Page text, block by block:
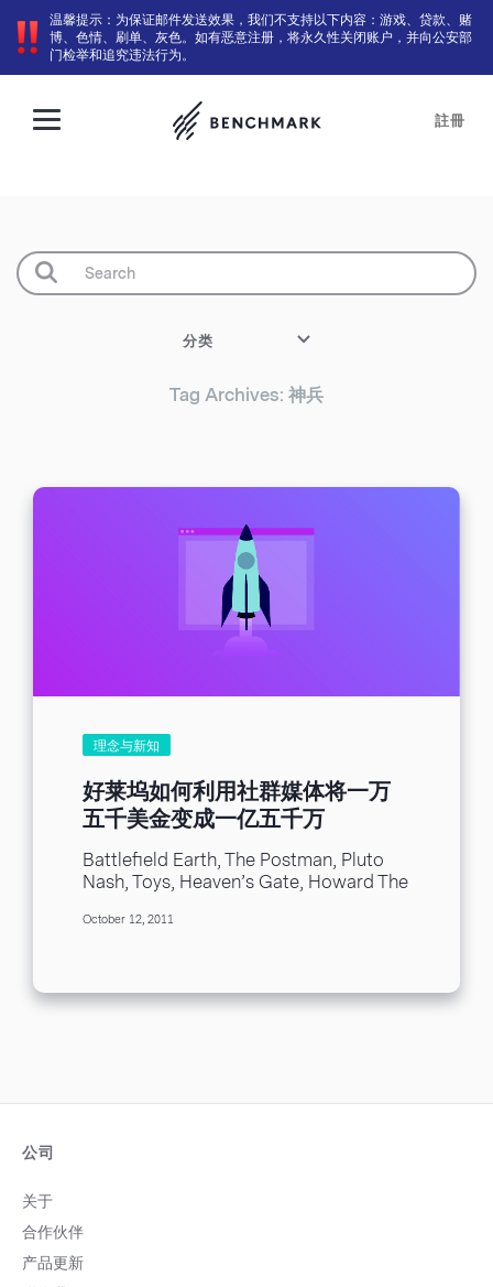
温馨提示：为保证邮件发送效果，我们不支持以下内容：游戏、贷款、赌
博、色情、刷单、灰色。如有恶意注册，将永久性关闭账户，并向公安部
门检举和追究违法行为。
註冊
分类
Tag Archives: 神兵
理念与新知
好莱坞如何利用社群媒体将一万
五千美金变成一亿五千万
Battlefield Earth, The Postman, Pluto
Nash, Toys, Heaven’s Gate, Howard The
studio motion pictures...
October 12, 2011
公司
关于
合作伙伴
产品更新